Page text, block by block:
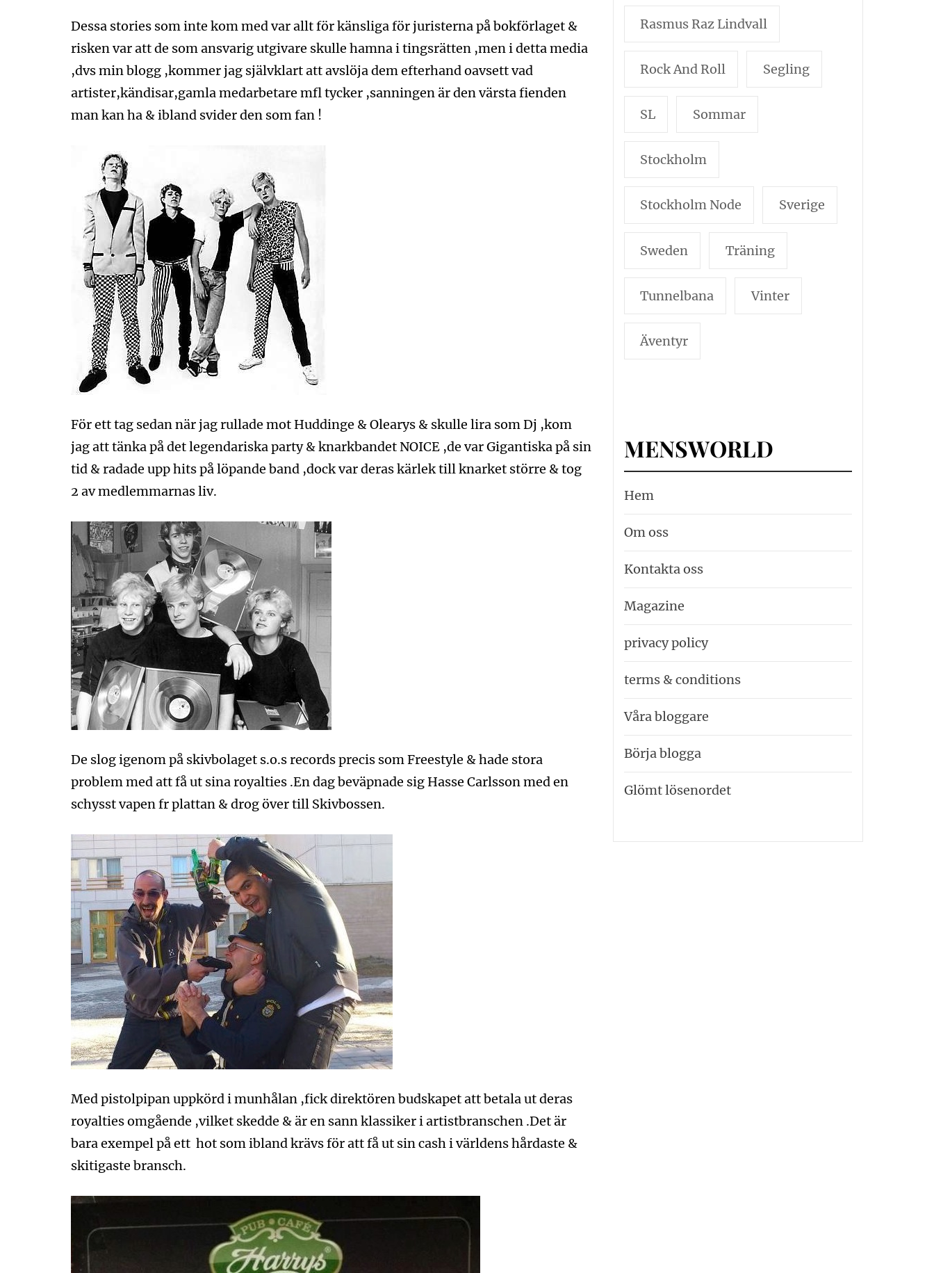
Dessa stories som inte kom med var allt för känsliga för juristerna på bokförlaget &
risken var att de som ansvarig utgivare skulle hamna i tingsrätten ,men i detta media
,dvs min blogg ,kommer jag självklart att avslöja dem efterhand oavsett vad
artister,kändisar,gamla medarbetare mfl tycker ,sanningen är den värsta fienden
man kan ha & ibland svider den som fan !
För ett tag sedan när jag rullade mot Huddinge & Olearys & skulle lira som Dj ,kom
jag att tänka på det legendariska party & knarkbandet NOICE ,de var Gigantiska på sin
tid & radade upp hits på löpande band ,dock var deras kärlek till knarket större & tog
2 av medlemmarnas liv.
De slog igenom på skivbolaget s.o.s records precis som Freestyle & hade stora
problem med att få ut sina royalties .En dag beväpnade sig Hasse Carlsson med en
schysst vapen fr plattan & drog över till Skivbossen.
Med pistolpipan uppkörd i munhålan ,fick direktören budskapet att betala ut deras
royalties omgående ,vilket skedde & är en sann klassiker i artistbranschen .Det är
bara exempel på ett hot som ibland krävs för att få ut sin cash i världens hårdaste &
skitigaste bransch.
Rasmus Raz Lindvall
Rock And Roll Segling
SL Sommar
Stockholm
Stockholm Node Sverige
Sweden Träning
Tunnelbana Vinter
Äventyr
MENSWORLD
Hem
Om oss
Kontakta oss
Magazine
privacy policy
terms & conditions
Våra bloggare
Börja blogga
Glömt lösenordet